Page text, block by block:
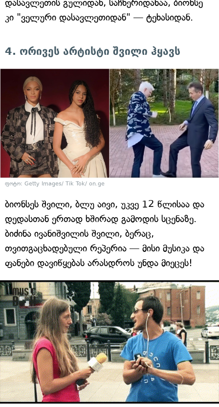
დასავლეთის გულიდან, საჩხერიდანაა, ბიონსე
კი "ველური დასავლეთიდან" — ტეხასიდან.
4. ორივეს არტისტი შვილი ჰყავს
ფოტო: Getty Images/ Tik Tok/ on.ge
ბიონსეს შვილი, ბლუ აივი, უკვე 12 წლისაა და
დედასთან ერთად ხშირად გამოდის სცენაზე.
ბიძინა ივანიშვილის შვილი, ბერაც,
თვითგაცხადებული რეპერია — მისი მუსიკა და
ფანები დავიწყებას არასდროს უნდა მიეცეს!